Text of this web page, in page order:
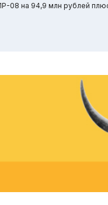
08 на 94,9 млн рублей